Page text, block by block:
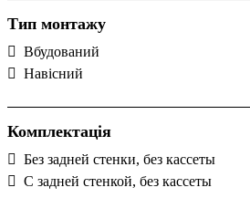
ШП 6060 У
ШП 8060 В
ШП 8060 У
ШП 8060 У-С
ШП 9070 В
ШП 9070 В-С
Тип монтажу
Вбудований
Навісний
Комплектація
Без задней стенки, без кассеты
С задней стенкой, без кассеты